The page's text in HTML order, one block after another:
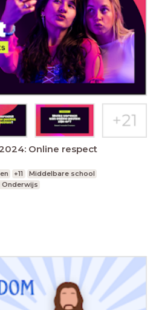
Online respect
+11
Middelbare school
Onderwijs